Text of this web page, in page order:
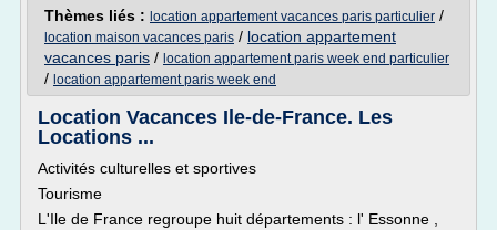
Thèmes liés : location appartement vacances paris particulier /
location maison vacances paris / location appartement
vacances paris / location appartement paris week end particulier
/ location appartement paris week end
Location Vacances Ile-de-France. Les
Locations ...
Activités culturelles et sportives
Tourisme
L'Ile de France regroupe huit départements : l' Essonne ,